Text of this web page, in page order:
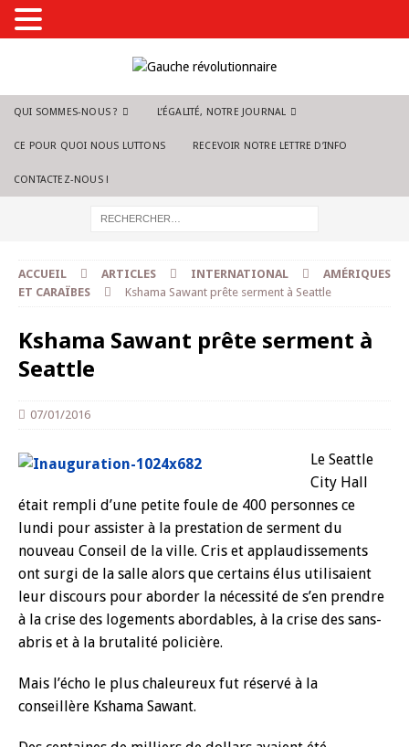
QUI SOMMES-NOUS ? L’ÉGALITÉ, NOTRE JOURNAL
CE POUR QUOI NOUS LUTTONS RECEVOIR NOTRE LETTRE D’INFO
CONTACTEZ-NOUS !
ACCUEIL ARTICLES INTERNATIONAL
AMÉRIQUES
ET CARAÏBES
Kshama Sawant prête serment à Seattle
Kshama Sawant prête serment à
Seattle
07/01/2016
Le Seattle
City Hall
était rempli d’une petite foule de 400 personnes ce
lundi pour assister à la prestation de serment du
nouveau Conseil de la ville. Cris et applaudissements
ont surgi de la salle alors que certains élus utilisaient
leur discours pour aborder la nécessité de s’en prendre
à la crise des logements abordables, à la crise des sans-
abris et à la brutalité policière.
Mais l’écho le plus chaleureux fut réservé à la
conseillère Kshama Sawant.